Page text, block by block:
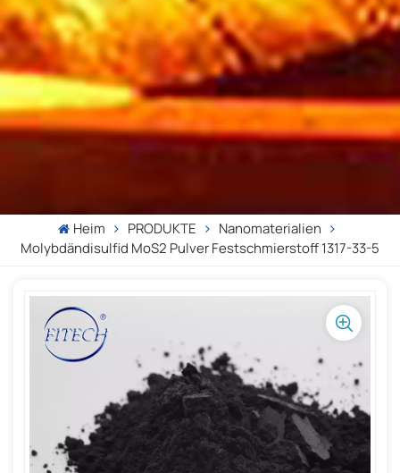
Heim PRODUKTE
Nanomaterialien
Molybdändisulfid MoS2 Pulver Festschmierstoff 1317-33-5